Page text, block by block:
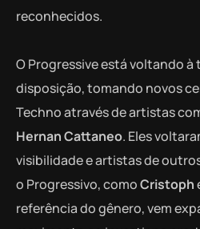
reconhecidos.
O Progressive está voltando
disposição, tomando novos
Techno através de artistas
Hernan Cattaneo. Eles
visibilidade e artistas de
o Progressivo, comoCristoph
referência do gênero, vem